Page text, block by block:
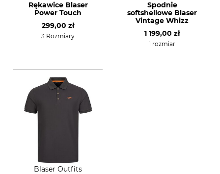
Rękawice Blaser
Power Touch
299,00 zł
3 Rozmiary
Spodnie
softshellowe Blaser
Vintage Whizz
1 199,00 zł
1 rozmiar
Blaser Outfits